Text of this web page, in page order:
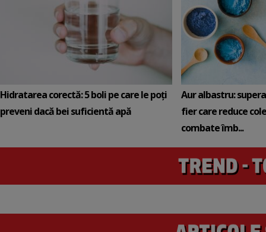
Hidratarea corectă: 5 boli pe care le poți
preveni dacă bei suficientă apă
Aur albastru:
fier care reduce
combate îmb...